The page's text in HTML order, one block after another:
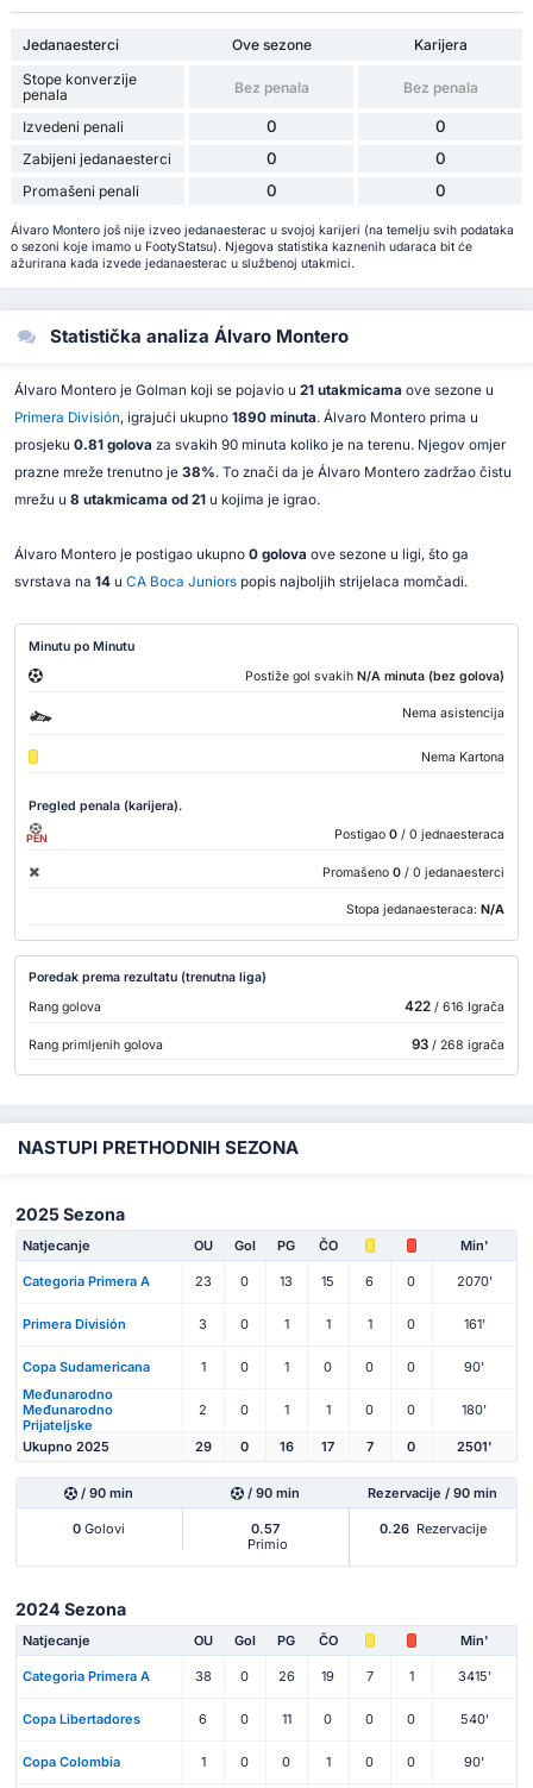
Jedanaesterci Ove sezone
Karijera
Stope konverzije
penala
Bez penala Bez penala
Izvedeni penali 0 0
Zabijeni jedanaesterci 0 0
Promašeni penali 0 0
Álvaro Montero još nije izveo jedanaesterac u svojoj karijeri (na temelju svih podataka
o sezoni koje imamo u FootyStatsu). Njegova statistika kaznenih udaraca bit će
ažurirana kada izvede jedanaesterac u službenoj utakmici.
Statistička analiza Álvaro Montero
Álvaro Montero je Golman koji se pojavio u 21 utakmicama ove sezone u
Primera División, igrajući ukupno 1890 minuta. Álvaro Montero prima u
prosjeku 0.81 golova za svakih 90 minuta koliko je na terenu. Njegov omjer
prazne mreže trenutno je 38%. To znači da je Álvaro Montero zadržao čistu
mrežu u 8 utakmicama od 21u kojima je igrao.
Álvaro Montero je postigao ukupno 0 golova ove sezone u ligi, što ga
svrstava na 14u CA Boca Juniorspopis najboljih strijelaca momčadi.
Minutu po Minutu
Postiže gol svakih N/A minuta (bez golova)
Nema asistencija
Nema Kartona
Pregled penala (karijera).
PEN Postigao 0 / 0 jednaesteraca
Promašeno 0 / 0 jedanaesterci
Stopa jedanaesteraca: N/A
Poredak prema rezultatu (trenutna liga)
Rang golova
422/ 616 Igrača
Rang primljenih golova 93/ 268 igrača
NASTUPI PRETHODNIH SEZONA
2025 Sezona
Natjecanje OU Gol PG ČO Min'
Categoria Primera A 23 0 13 15 6 0 2070'
Primera División 3 0 1 1 1 0 161'
Copa Sudamericana 1 0 1 0 0 0
90'
Međunarodno
Međunarodno
Prijateljske
2 0 1 1 0 0 180'
Ukupno 2025 29 0 16 17 7 0 2501'
/ 90 min / 90 min Rezervacije / 90 min
0 Golovi
0.57
Primio
0.26 Rezervacije
2024 Sezona
Natjecanje OU Gol PG ČO Min'
Categoria Primera A 38 0 26 19 7 1 3415'
Copa Libertadores 6 0 11 0 0 0 540'
Copa Colombia 1 0 0 1 0 0 90'